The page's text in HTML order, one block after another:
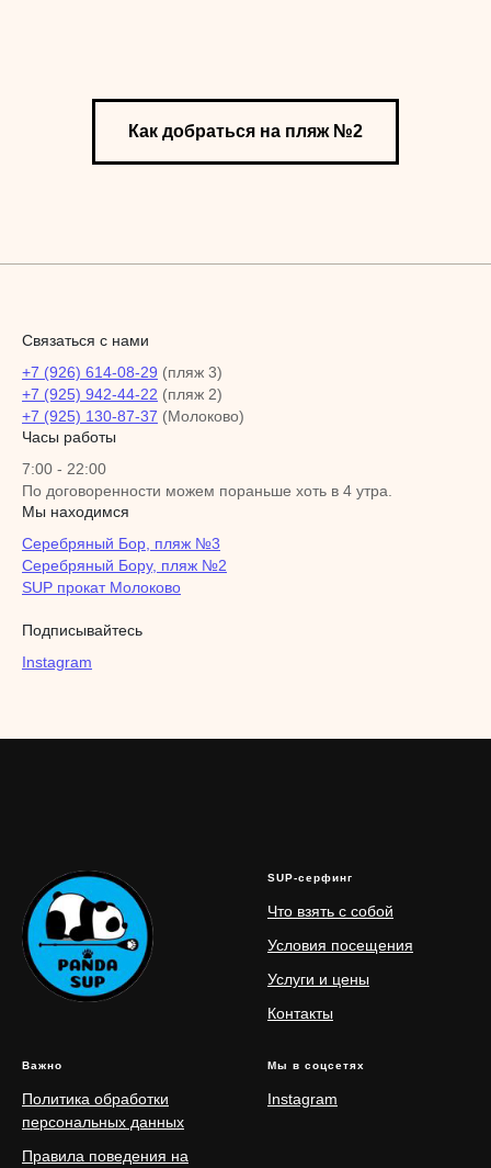
Как добраться на пляж №2
Связаться с нами
+7 (926) 614-08-29 (пляж 3)
+7 (925) 942-44-22 (пляж 2)
+7 (925) 130-87-37 (Молоково)
Часы работы
7:00 - 22:00
По договоренности можем пораньше хоть в 4 утра.
Мы находимся
Серебряный Бор, пляж №3
Серебряный Бору, пляж №2
SUP прокат Молоково
Подписывайтесь
Instagram
SUP-серфинг
Что взять с собой
Условия посещения
Услуги и цены
Контакты
Важно
Политика обработки
персональных данных
Правила поведения на
Мы в соцсетях
Instagram